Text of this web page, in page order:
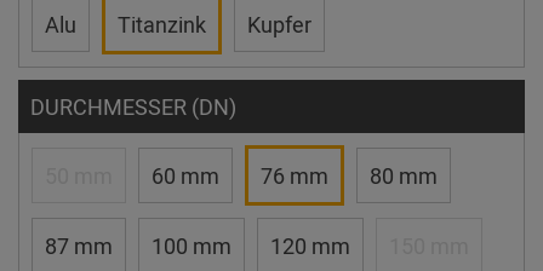
Alu Titanzink Kupfer
DURCHMESSER (DN)
60 mm 76 mm 80 mm
87 mm 100 mm 120 mm